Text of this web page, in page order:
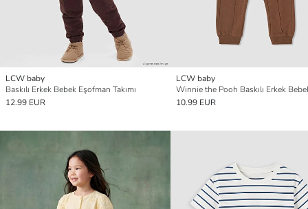
LCW baby
Baskılı Erkek Bebek Eşofman Takımı
12.99 EUR
LCW baby
Winnie the Pooh Baskılı Erkek
10.99 EUR